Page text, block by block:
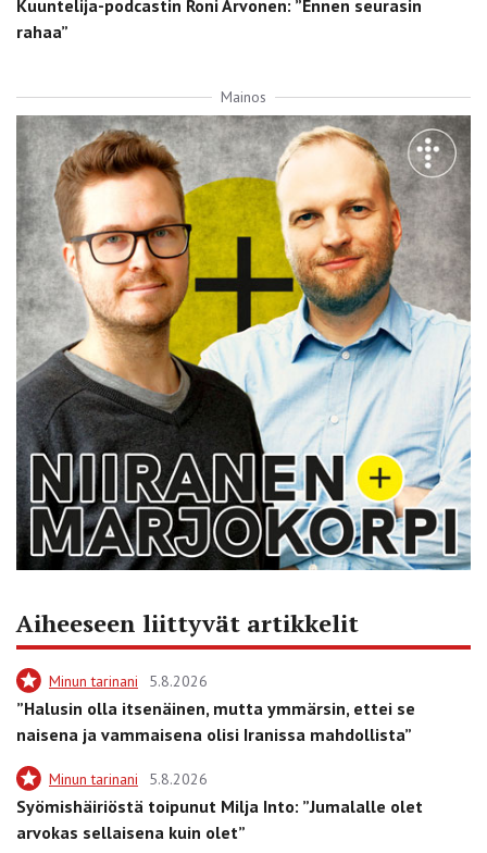
Kuuntelija-podcastin Roni Arvonen: ”Ennen seurasin
rahaa”
Mainos
Aiheeseen liittyvät artikkelit
Minun tarinani 5.8.2026
”Halusin olla itsenäinen, mutta ymmärsin, ettei se
naisena ja vammaisena olisi Iranissa mahdollista”
Minun tarinani 5.8.2026
Syömishäiriöstä toipunut Milja Into: ”Jumalalle olet
arvokas sellaisena kuin olet”